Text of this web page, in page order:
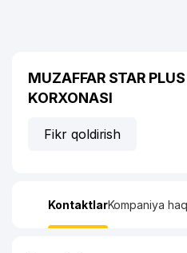
MUZAFFAR STAR
KORXONASI
Fikr qoldirish
KontaktlarKompaniya